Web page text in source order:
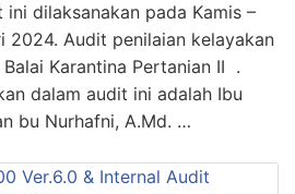
dilaksanakan pada Kamis –
2024. Audit penilaian kelayakan
Karantina Pertanian II .
dalam audit ini adalah Ibu
bu Nurhafni, A.Md. …